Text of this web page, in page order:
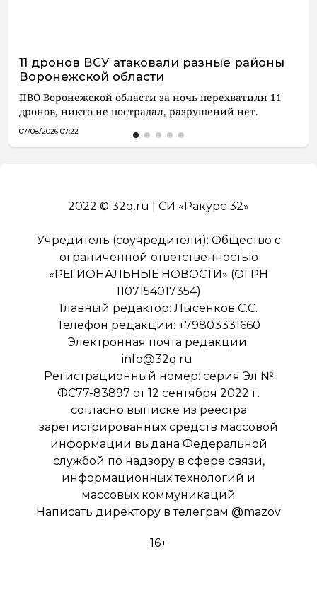
11 дронов ВСУ атаковали разные районы
Воронежской области
ПВО Воронежской области за ночь перехватили 11
дронов, никто не пострадал, разрушений нет.
07/08/2026 07:22
2022 © 32q.ru | СИ «Ракурс 32»
Учредитель (соучредители): Общество с
ограниченной ответственностью
«РЕГИОНАЛЬНЫЕ НОВОСТИ» (ОГРН
1107154017354)
Главный редактор: Лысенков С.С.
Телефон редакции: +79803331660
Электронная почта редакции:
info@32q.ru
Регистрационный номер: серия Эл №
ФС77-83897 от 12 сентября 2022 г.
согласно выписке из реестра
зарегистрированных средств массовой
информации выдана Федеральной
службой по надзору в сфере связи,
информационных технологий и
массовых коммуникаций
Написать директору в телеграм @mazov
16+